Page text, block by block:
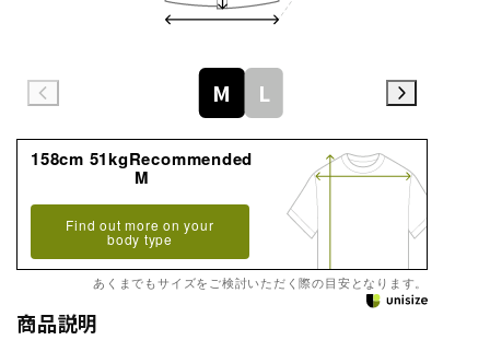
M L
158cm 51kgRecommended
M
Find out more on your
body type
あくまでもサイズをご検討いただく際の目安となります。
商品説明